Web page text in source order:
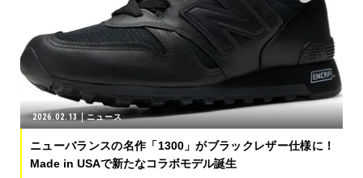
2026.02.13 ニュース
ニューバランスの名作「1300」がブラックレザー仕様に！
Made in USAで新たなコラボモデル誕生